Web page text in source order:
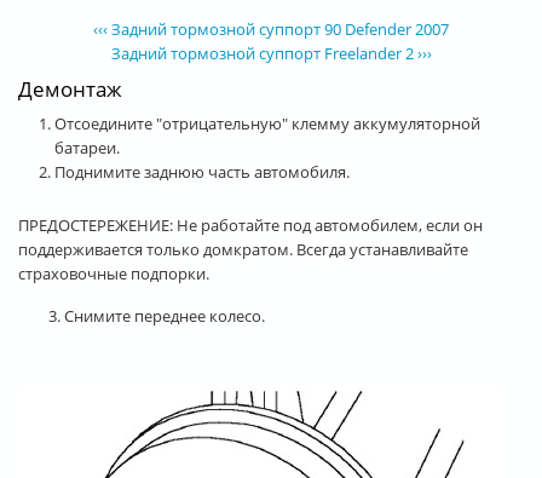
‹‹‹ Задний тормозной суппорт 90 Defender 2007
Задний тормозной суппорт Freelander 2 ›››
Демонтаж
Отсоедините "отрицательную" клемму аккумуляторной
батареи.
Поднимите заднюю часть автомобиля.
ПРЕДОСТЕРЕЖЕНИЕ: Не работайте под автомобилем, если он
поддерживается только домкратом. Всегда устанавливайте
страховочные подпорки.
3. Снимите переднее колесо.